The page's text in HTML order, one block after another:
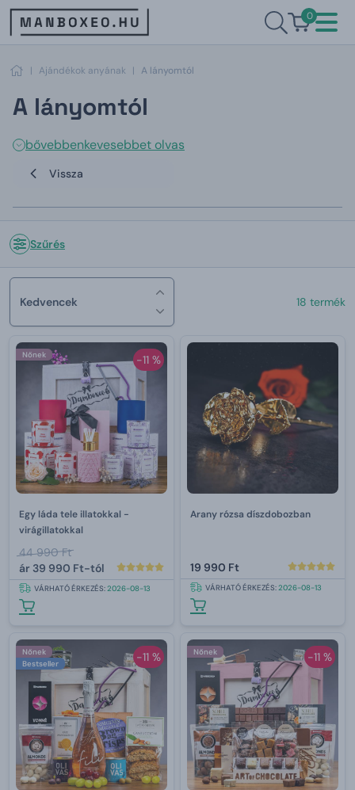
0
| Ajándékok anyának | A lányomtól
A lányomtól
bővebbenkevesebbet olvas
Vissza
Szűrés
Kedvencek 18 termék
-11 %
Nőnek
Egy láda tele illatokkal -
virágillatokkal
44 990 Ft
ár39 990 Ft-tól
VÁRHATÓ ÉRKEZÉS:2026-08-13
Arany rózsa díszdobozban
19 990 Ft
VÁRHATÓ ÉRKEZÉS:2026-08-13
-11 %
Nőnek
Bestseller
-11 %
Nőnek